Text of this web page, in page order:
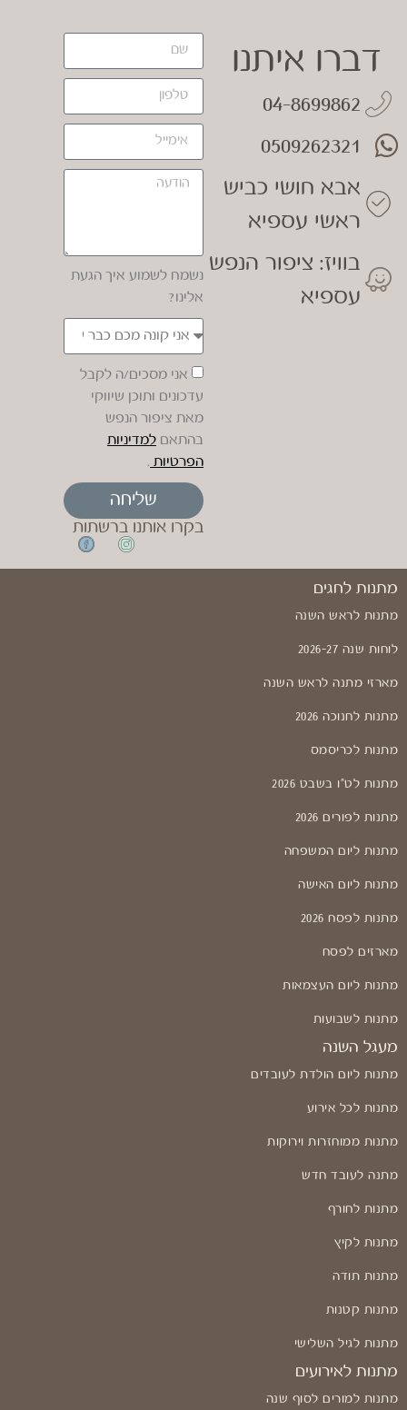
דברו איתנו
04-8699862
0509262321
אבא חושי כביש
ראשי עספיא
בוויז: ציפור הנפש
עספיא
נשמח לשמוע איך הגעת
אלינו?
אני מסכים/ה לקבל
עדכונים ותוכן שיווקי
מאת ציפור הנפש
בהתאם למדיניות
הפרטיות .
שליחה
בקרו אותנו ברשתות
מתנות לחגים
מתנות לראש השנה
לוחות שנה 2026-27
מארזי מתנה לראש השנה
מתנות לחנוכה 2026
מתנות לכריסמס
מתנות לט"ו בשבט 2026
מתנות לפורים 2026
מתנות ליום המשפחה
מתנות ליום האישה
מתנות לפסח 2026
מארזים לפסח
מתנות ליום העצמאות
מתנות לשבועות
מעגל השנה
מתנות ליום הולדת לעובדים
מתנות לכל אירוע
מתנות ממוחזרות וירוקות
מתנה לעובד חדש
מתנות לחורף
מתנות לקיץ
מתנות תודה
מתנות קטנות
מתנות לגיל השלישי
מתנות לאירועים
מתנות למורים לסוף שנה